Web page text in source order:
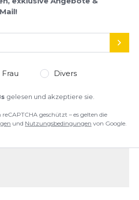
Frau Divers
gelesen und akzeptiere sie.
geschützt – es gelten die
und Nutzungsbedingungen von Google.